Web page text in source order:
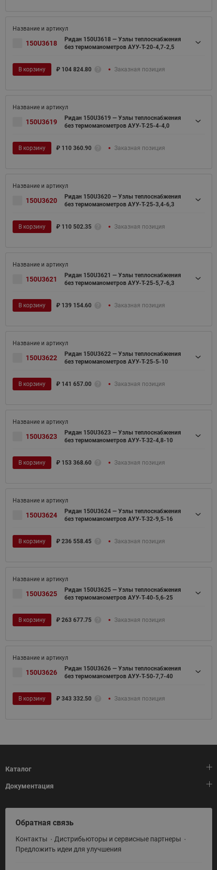
150U3618
Ридан 150U3618 — Узлы теплоснабжения
без термоманометров АУУ-T-20-4,7-2,5
В корзину ₽ 104 824.80 Заказная позиция
150U3619
Ридан 150U3619 — Узлы теплоснабжения
без термоманометров АУУ-T-25-4-4,0
В корзину ₽ 110 360.90 Заказная позиция
150U3620
Ридан 150U3620 — Узлы теплоснабжения
без термоманометров АУУ-T-25-3,4-6,3
В корзину ₽ 110 502.35 Заказная позиция
150U3621
Ридан 150U3621 — Узлы теплоснабжения
без термоманометров АУУ-T-25-5,7-6,3
В корзину ₽ 139 154.60 Заказная позиция
150U3622
Ридан 150U3622 — Узлы теплоснабжения
без термоманометров АУУ-T-25-5-10
В корзину ₽ 141 657.00 Заказная позиция
150U3623
Ридан 150U3623 — Узлы теплоснабжения
без термоманометров АУУ-T-32-4,8-10
В корзину ₽ 153 368.60 Заказная позиция
150U3624
Ридан 150U3624 — Узлы теплоснабжения
без термоманометров АУУ-T-32-9,5-16
В корзину ₽ 236 558.45 Заказная позиция
150U3625
Ридан 150U3625 — Узлы теплоснабжения
без термоманометров АУУ-T-40-5,6-25
В корзину ₽ 263 677.75 Заказная позиция
150U3626
Ридан 150U3626 — Узлы теплоснабжения
без термоманометров АУУ-T-50-7,7-40
В корзину ₽ 343 332.50 Заказная позиция
Каталог
Тепловая автоматика
Холодильная техника
Приводная техника
Промышленная автоматика
Документация
HeatPlatform (Тепловая платформа)
Полезные программы и инструменты
Условия поставки
Обратная связь
Контакты
Дистрибьюторы и сервисные партнеры
Предложить идеи для улучшения